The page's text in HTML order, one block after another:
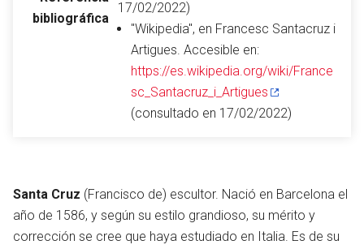
bibliográfica
17/02/2022)
"Wikipedia", en Francesc Santacruz i
Artigues. Accesible en:
https://es.wikipedia.org/wiki/France
sc_Santacruz_i_Artigues
(consultado en 17/02/2022)
Santa Cruz (Francisco de) escultor. Nació en Barcelona el
año de 1586, y según su estilo grandioso, su mérito y
corrección se cree que haya estudiado en Italia. Es de su